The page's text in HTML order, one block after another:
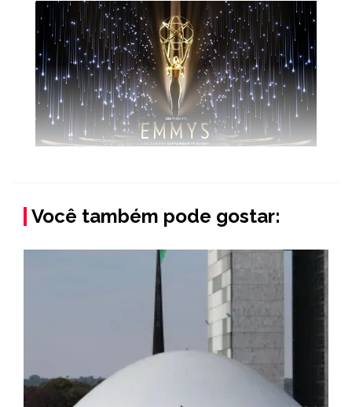
Você também pode gostar: